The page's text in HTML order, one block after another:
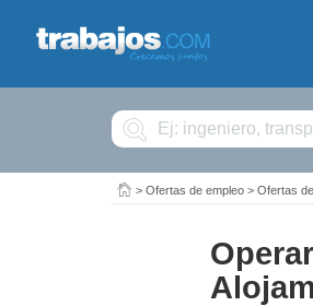
Buscar
> Ofertas de empleo > Ofertas